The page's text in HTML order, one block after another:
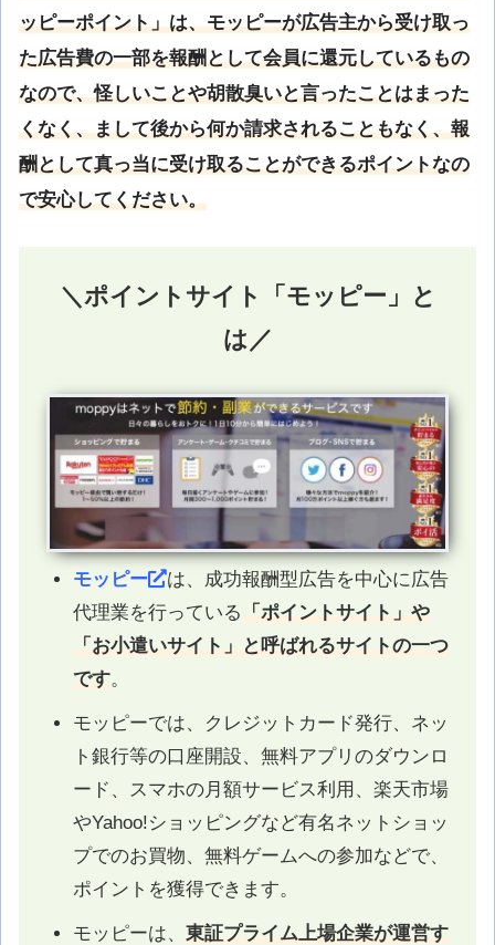
ッピーポイント」は、モッピーが広告主から受け取っ
た広告費の一部を報酬として会員に還元しているもの
なので、怪しいことや胡散臭いと言ったことはまった
くなく、まして後から何か請求されることもなく、報
酬として真っ当に受け取ることができるポイントなの
で安心してください。
＼ポイントサイト「モッピー」と
は／
モッピー
は、成功報酬型広告を中心に広告
代理業を行っている 「ポイントサイト」や
「お小遣いサイト」と呼ばれるサイトの一つ
です。
モッピーでは、クレジットカード発行、ネッ
ト銀行等の口座開設、無料アプリのダウンロ
ード、スマホの月額サービス利用、楽天市場
やYahoo!ショッピングなど有名ネットショッ
プでのお買物、無料ゲームへの参加などで、
ポイントを獲得できます。
モッピーは、 東証プライム上場企業が運営す